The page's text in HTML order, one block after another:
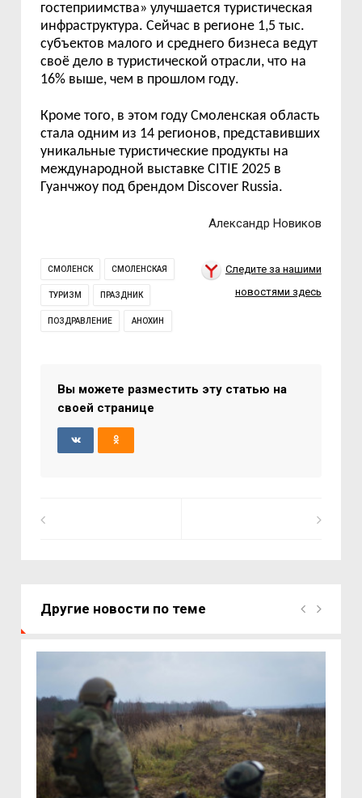
гостеприимства»улучшается туристическая
инфраструктура.Сейчас в регионе 1,5 тыс.
субъектов малого и среднего бизнеса ведут
своё дело в туристической отрасли, что на
16% выше, чем в прошлом году.
Кроме того, в этом году Смоленская область
стала одним из 14 регионов, представивших
уникальные туристические продукты на
международной выставке CITIE 2025 в
Гуанчжоу под брендом Discover Russia.
Александр Новиков
СМОЛЕНСК СМОЛЕНСКАЯ
ТУРИЗМ ПРАЗДНИК
ПОЗДРАВЛЕНИЕ АНОХИН
Следите за нашими
новостями здесь
Вы можете разместить эту статью на
своей странице
Другие новости по теме